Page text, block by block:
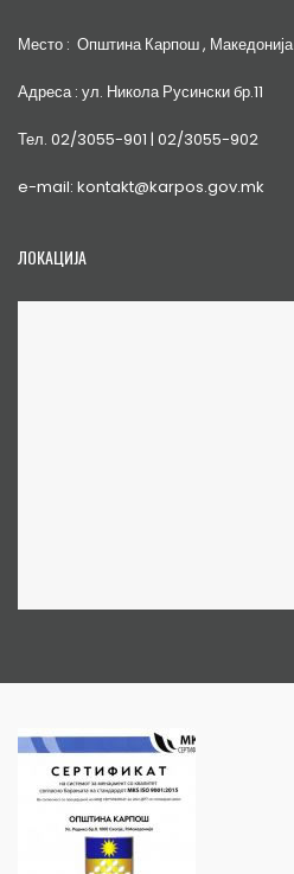
Место : Општина Карпош , Македонија
Адреса : ул. Никола Русински бр.11
Тел. 02/3055-901 | 02/3055-902
e-mail: kontakt@karpos.gov.mk
ЛОКАЦИЈА